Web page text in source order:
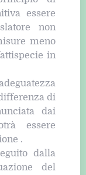
essere
non
meno
in
di
dai
essere
.
dalla
del